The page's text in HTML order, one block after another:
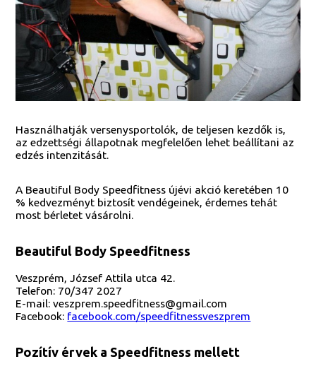
Használhatják versenysportolók, de teljesen kezdők is,
az edzettségi állapotnak megfelelően lehet beállítani az
edzés intenzitását.
A Beautiful Body Speedfitness újévi akció keretében 10
% kedvezményt biztosít vendégeinek, érdemes tehát
most bérletet vásárolni.
Beautiful Body Speedfitness
Veszprém, József Attila utca 42.
Telefon: 70/347 2027
E-mail: veszprem.speedfitness@gmail.com
Facebook: facebook.com/speedfitnessveszprem
Pozítív érvek a Speedfitness mellett